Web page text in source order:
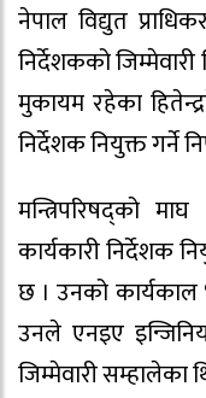
नेपाल विद्युत
निर्देशकको
मुकायम रहेका
निर्देशक नियुक्त गर्ने
मन्त्रिपरिषद्को
कार्यकारी निर्देशक
छ । उनको कार्यकाल
उनले एनइए
जिम्मेवारी सम्हालेका